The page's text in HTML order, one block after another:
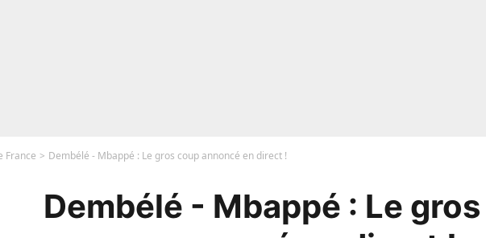
France Dembélé - Mbappé : Le gros coup annoncé en direct !
Dembélé - Mbappé : Le